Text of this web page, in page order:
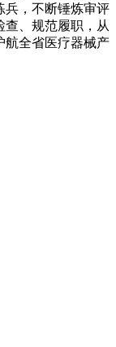
兵，不断锤炼审评
查、规范履职，从
航全省医疗器械产